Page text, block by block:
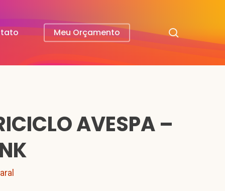
Meu Orçamento
AVESPA –